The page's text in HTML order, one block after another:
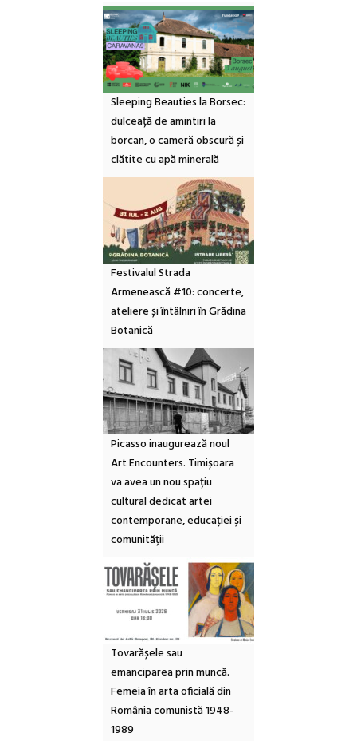
Sleeping Beauties la Borsec:
dulceață de amintiri la
borcan, o cameră obscură și
clătite cu apă minerală
Festivalul Strada
Armenească #10: concerte,
ateliere și întâlniri în Grădina
Botanică
Picasso inaugurează noul
Art Encounters. Timișoara
va avea un nou spațiu
cultural dedicat artei
contemporane, educației și
comunității
Tovarășele sau
emanciparea prin muncă.
Femeia în arta oficială din
România comunistă 1948-
1989